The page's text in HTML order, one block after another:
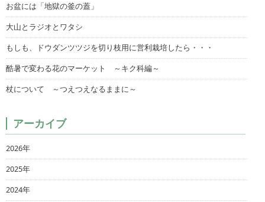
お盆には「地獄の釜の蓋」
大山とラジオとワタシ
もしも、ドウダンツツジを切り枝用に営利栽培したら・・・
酷暑で変わる花のマーケット ～キク科編～
杖について ～つえつえなるままに～
アーカイブ
2026年
2025年
2024年